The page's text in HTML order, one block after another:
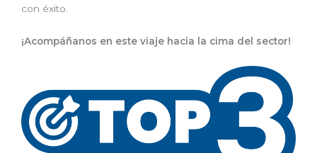
con éxito.
¡Acompáñanos en este viaje hacia la cima del sector!